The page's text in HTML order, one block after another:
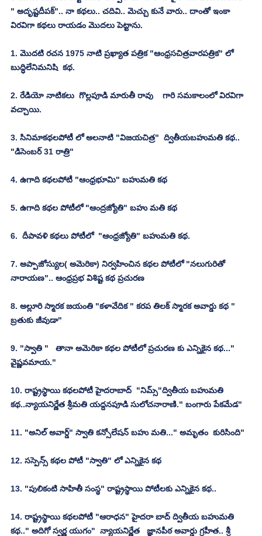
" అదృష్టదీపక్".. నా కథలు.. చదివి.. మెచ్చు కునే వారు.. దాంతో ఇంకా
విరవిగా కథలు రాయడం మొదలు పెట్టాను.
1. మొదటి రచన 1975 నాటి ప్రఖ్యాత పత్రిక "ఆంధ్రసచిత్రవారపత్రిక" లో
బుద్ధిలేనిమనిషి  కథ.
2. రేడియో నాటికలు  గొల్లపూడి మారుతీ రావు    గారి సమకాలంలో విరవిగా
వచ్చాయి.
3. సినిమాకథలపోటీ లో అలనాటి "విజయచిత్ర"  ద్వితీయబహుమతి కథ..
"డిసెంబర్ 31 రాత్రి"
4. ఉగాది కథలపోటీ "ఆంధ్రభూమి" బహుమతి కథ
5. ఉగాది కథల పోటీలో "ఆంద్రజ్యోతి" బహు మతి కథ
6.  దీపావళి కథలు పోటీలో  "ఆంధ్రజ్యోతి" బహుమతి కథ.
7. అప్పాజోస్యుల( అమెరికా) నిర్వహించిన కథల పోటీలో "నలుగురితో
నారాయణ".. ఆంధ్రప్రభ విశిష్ట కథ ప్రచురణ
8. అల్లూరి స్మారక జయంతి "కళావేదిక " కరప తిలక్ స్మారక అవార్డు కథ "
బ్రతుకు జీవుడా"
9. "స్వాతి "   తానా అమెరికా కథల పోటీలో ప్రచురణ కు ఎన్నికైన కథ..."
వైష్ణవమాయ."
10. రాష్ట్రస్థాయి కథలపోటీ హైదరాబాద్  "నిమ్స్"ద్వితీయ బహుమతి
కథ..న్యాయనిర్ణేత శ్రీమతి యద్దనపూడి సులోచనారాణి." బంగారు పేకమేడ"
11. "అనిల్ అవార్డ్" స్వాతి కన్సోలేషన్ బహు మతి..." అమృతం  కురిసింది"
12. సస్పెన్స్ కథల పోటీ "స్వాతి" లో ఎన్నికైన కథ
13. "పులికంటి సాహితీ సంస్థ" రాష్ట్రస్థాయి పోటీలకు ఎన్నికైన కథ..
14. రాష్ట్రస్థాయి కథలపోటీ "ఆరాధన" హైదరా బాద్ ద్వితీయ బహుమతి
కథ.." అదిగో స్వర్ణ యుగం"  న్యాయనిర్ణేత   జ్ఞానపీఠ అవార్డు గ్రహీత.. శ్రీ